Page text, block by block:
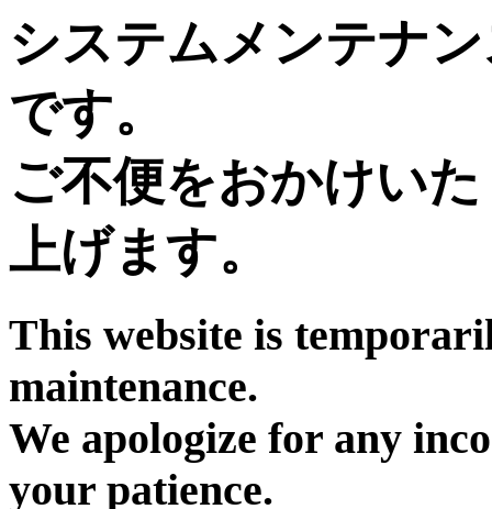
システムメンテナ
です。
ご不便をおかけい
上げます。
This website is
maintenance.
We apologize for any
your patience.